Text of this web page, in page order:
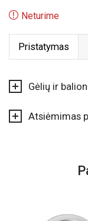
Neturime
Pristatymas
Gėlių ir
Atsiėmimas